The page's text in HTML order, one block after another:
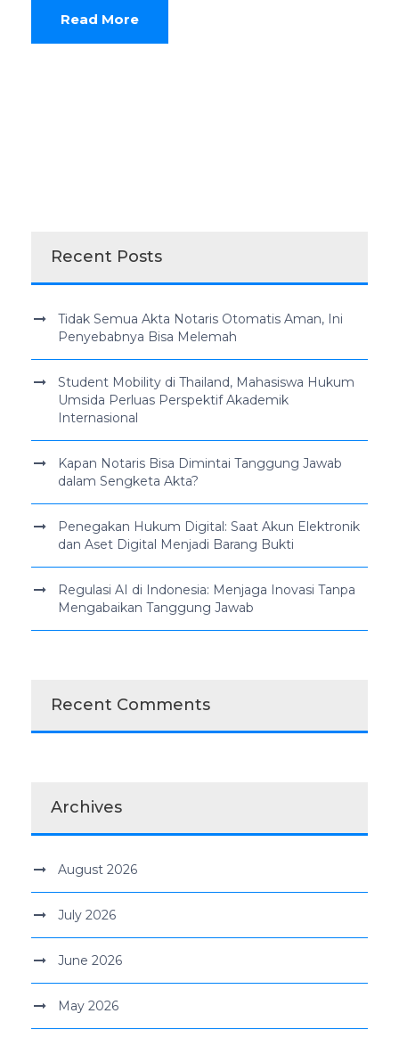
Read More
Recent Posts
Tidak Semua Akta Notaris Otomatis Aman, Ini
Penyebabnya Bisa Melemah
Student Mobility di Thailand, Mahasiswa Hukum
Umsida Perluas Perspektif Akademik
Internasional
Kapan Notaris Bisa Dimintai Tanggung Jawab
dalam Sengketa Akta?
Penegakan Hukum Digital: Saat Akun Elektronik
dan Aset Digital Menjadi Barang Bukti
Regulasi AI di Indonesia: Menjaga Inovasi Tanpa
Mengabaikan Tanggung Jawab
Recent Comments
Archives
August 2026
July 2026
June 2026
May 2026